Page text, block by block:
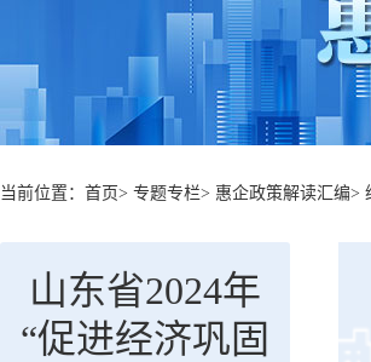
当前位置： 首页> 专题专栏> 惠企政策解读汇编>
山东省2024年
“促进经济巩固